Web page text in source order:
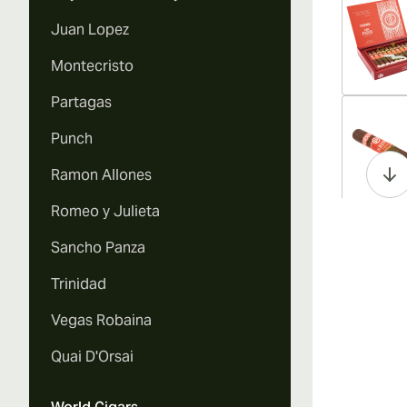
Juan Lopez
Montecristo
Partagas
Punch
Ramon Allones
Romeo y Julieta
Sancho Panza
Trinidad
Vegas Robaina
Quai D'Orsai